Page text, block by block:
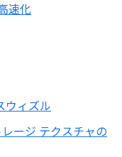
速化
ウィズル
ージ テクスチャの